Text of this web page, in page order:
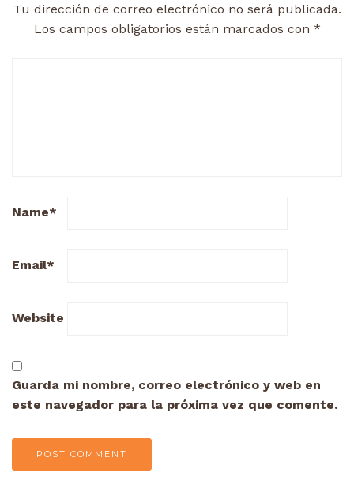
Tu dirección de correo electrónico no será publicada.
Los campos obligatorios están marcados con *
Name*
Email*
Website
Guarda mi nombre, correo electrónico y web en
este navegador para la próxima vez que comente.